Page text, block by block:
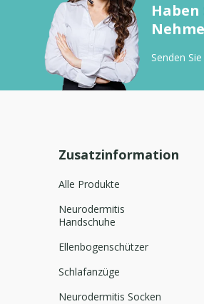
Haben
Senden
Zusatzinformation
Alle Produkte
Neurodermitis
Handschuhe
Ellenbogenschützer
Schlafanzüge
Neurodermitis Socken